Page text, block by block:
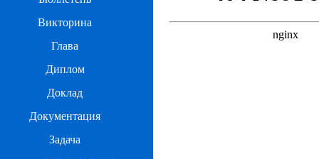
Викторина
Глава
Диплом
Доклад
Документация
Задача